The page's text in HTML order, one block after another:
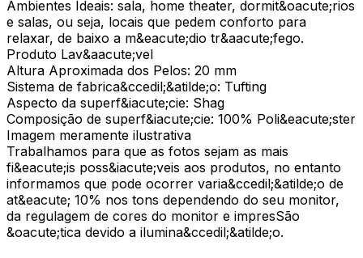
Ambientes Ideais: sala, home theater, dormit&oacute;rios
e salas, ou seja, locais que pedem conforto para
relaxar, de baixo a m&eacute;dio tr&aacute;fego.
Produto Lav&aacute;vel
Altura Aproximada dos Pelos: 20 mm
Sistema de fabrica&ccedil;&atilde;o: Tufting
Aspecto da superf&iacute;cie: Shag
Composição de superf&iacute;cie: 100% Poli&eacute;ster
Imagem meramente ilustrativa
Trabalhamos para que as fotos sejam as mais
fi&eacute;is poss&iacute;veis aos produtos, no entanto
informamos que pode ocorrer varia&ccedil;&atilde;o de
at&eacute; 10% nos tons dependendo do seu monitor,
da regulagem de cores do monitor e impresSão
&oacute;tica devido a ilumina&ccedil;&atilde;o.